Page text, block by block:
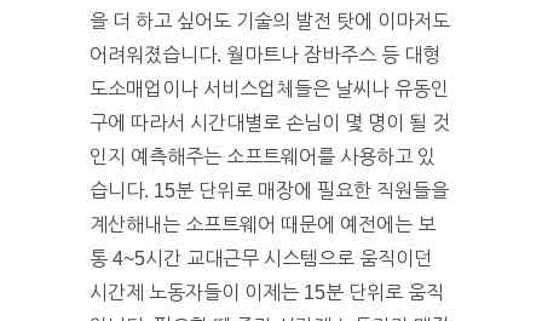
을 더 하고 싶어도 기술의 발전 탓에 이마저도
어려워졌습니다. 월마트나 잠바주스 등 대형
도소매업이나 서비스업체들은 날씨나 유동인
구에 따라서 시간대별로 손님이 몇 명이 될 것
인지 예측해주는 소프트웨어를 사용하고 있
습니다. 15분 단위로 매장에 필요한 직원들을
계산해내는 소프트웨어 때문에 예전에는 보
통 4~5시간 교대근무 시스템으로 움직이던
시간제 노동자들이 이제는 15분 단위로 움직